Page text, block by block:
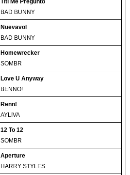
Tití Me Preguntó
BAD BUNNY
Nuevavol
BAD BUNNY
Homewrecker
SOMBR
Love U Anyway
BENNO!
Renn!
AYLIVA
12 To 12
SOMBR
Aperture
HARRY STYLES